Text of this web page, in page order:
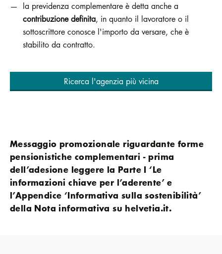
la previdenza complementare è detta anche a
contribuzione definita, in quanto il lavoratore o il
sottoscrittore conosce l'importo da versare, che è
stabilito da contratto.
Ricerca l'agenzia più vicina
Messaggio promozionale riguardante forme
pensionistiche complementari - prima
dell’adesione leggere la Parte I ‘Le
informazioni chiave per l’aderente’ e
l’Appendice ‘Informativa sulla sostenibilità’
della Nota informativa su helvetia.it.